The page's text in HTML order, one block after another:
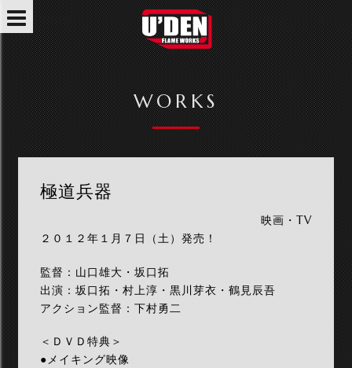
WORKS
極道兵器
映画・TV
２０１２年１月７日（土）発売！
監督：山口雄大・坂口拓
出演：坂口拓・村上淳・黒川芽衣・鶴見辰吾
アクション監督：下村勇二
＜ＤＶＤ特典＞
●メイキング映像